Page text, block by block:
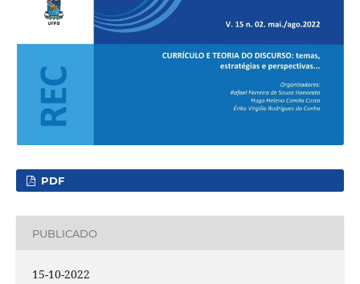
PDF
PUBLICADO
15-10-2022